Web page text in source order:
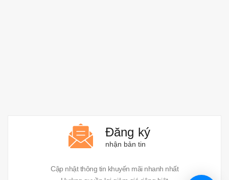
Đăng ký
nhận bản tin
Cập nhật thông tin khuyến mãi nhanh nhất